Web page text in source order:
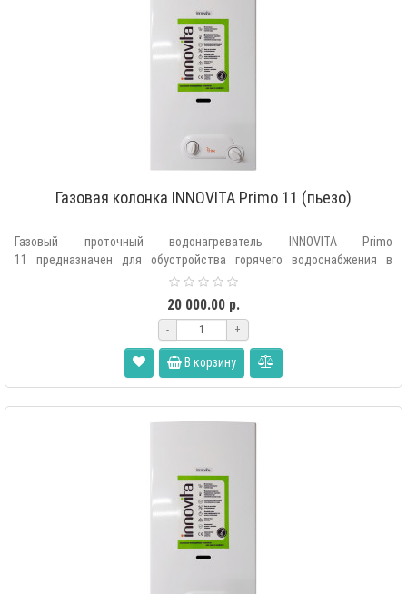
Газовая колонка INNOVITA Primo 11 (пьезо)
Газовый проточный водонагреватель INNOVITA Primo
11 предназначен для обустройства горячего водоснабжения в
квартирах и частных домах с..
20 000.00 р.
- +
В корзину